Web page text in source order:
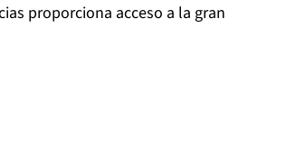
proporciona acceso a la gran